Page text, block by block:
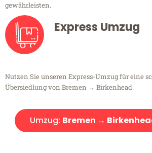
gewährleisten.
Express Umzug
Nutzen Sie unseren Express-Umzug für eine
Übersiedlung von Bremen → Birkenhead.
Umzug: Bremen →